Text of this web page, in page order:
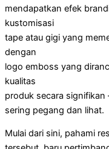
mendapatkan efek
kustomisasi
tape atau gigi yang
dengan
logo emboss yang
kualitas
produk secara
sering pegang dan lihat.
Mulai dari sini, pahami